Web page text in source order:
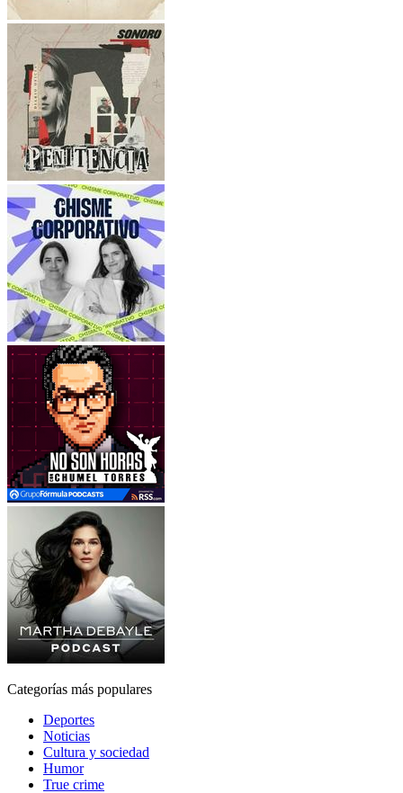
Categorías más populares
Deportes
Noticias
Cultura y sociedad
Humor
True crime